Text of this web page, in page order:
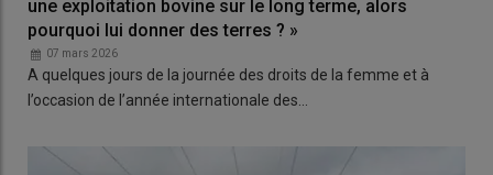
une exploitation bovine sur le long terme, alors
pourquoi lui donner des terres ? »
07 mars 2026
A quelques jours de la journée des droits de la femme et à
l’occasion de l’année internationale des…